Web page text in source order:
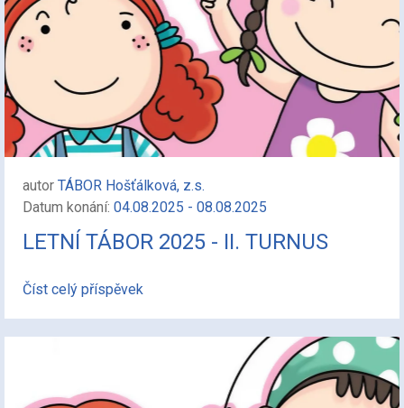
autor TÁBOR Hošťálková, z.s.
Datum konání: 04.08.2025 - 08.08.2025
LETNÍ TÁBOR 2025 - II. TURNUS
Číst celý příspěvek